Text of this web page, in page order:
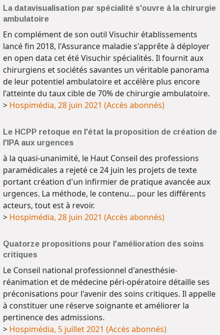
La datavisualisation par spécialité s'ouvre à la chirurgie
ambulatoire
En complément de son outil Visuchir établissements
lancé fin 2018, l'Assurance maladie s'apprête à déployer
en open data cet été Visuchir spécialités. Il fournit aux
chirurgiens et sociétés savantes un véritable panorama
de leur potentiel ambulatoire et accélère plus encore
l'atteinte du taux cible de 70% de chirurgie ambulatoire.
> Hospimédia, 28 juin 2021 (Accès abonnés)
Le HCPP retoque en l'état la proposition de création de
l'IPA aux urgences
à la quasi-unanimité, le Haut Conseil des professions
paramédicales a rejeté ce 24 juin les projets de texte
portant création d'un infirmier de pratique avancée aux
urgences. La méthode, le contenu... pour les différents
acteurs, tout est à revoir.
> Hospimédia, 28 juin 2021 (Accès abonnés)
Quatorze propositions pour l'amélioration des soins
critiques
Le Conseil national professionnel d'anesthésie-
réanimation et de médecine péri-opératoire détaille ses
préconisations pour l'avenir des soins critiques. Il appelle
à constituer une réserve soignante et améliorer la
pertinence des admissions.
> Hospimédia, 5 juillet 2021 (Accès abonnés)